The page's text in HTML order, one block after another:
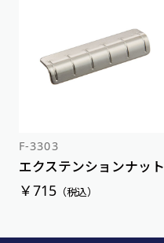
F-3303
エクステンションナット
￥715（税込）